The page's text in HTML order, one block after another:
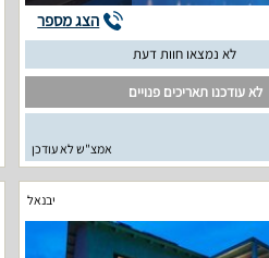
הצג מספר
לא נמצאו חוות דעת
לא עודכנו תאריכים פנויים
אמצ"ש לא עודכן
יבנאל